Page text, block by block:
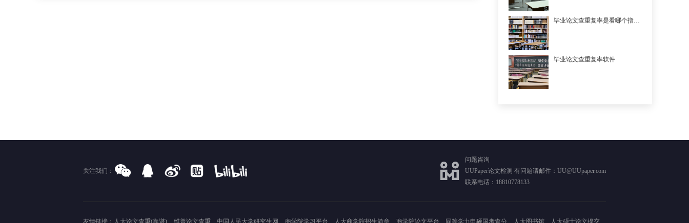
毕业论文查重复率是看哪个指标的
毕业论文查重复率软件
关注我们：
问题咨询
UUPaper论文检测 有问题请邮件：UU@UUpaper.com
联系电话：18810778133
友情链接： 人大论文查重(靠谱) 维普论文查重 中国人民大学研究生网 商学院学习平台 人大商学院招生简章 商学院论文平台 同等学力申硕国考查分 人大图书馆 人大硕士论文提交